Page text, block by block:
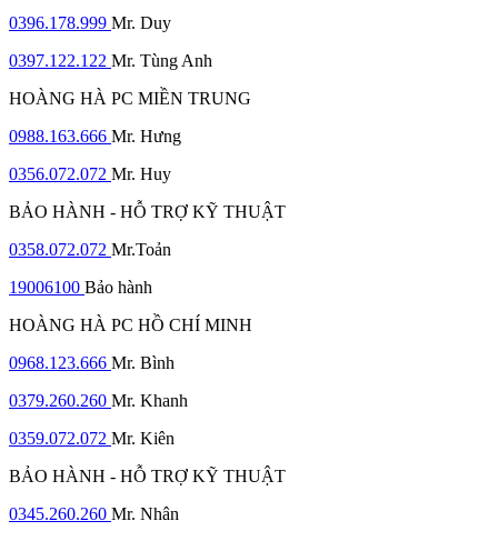
0396.178.999 Mr. Duy
0397.122.122 Mr. Tùng Anh
HOÀNG HÀ PC MIỀN TRUNG
0988.163.666 Mr. Hưng
0356.072.072 Mr. Huy
BẢO HÀNH - HỖ TRỢ KỸ THUẬT
0358.072.072 Mr.Toản
19006100 Bảo hành
HOÀNG HÀ PC HỒ CHÍ MINH
0968.123.666 Mr. Bình
0379.260.260 Mr. Khanh
0359.072.072 Mr. Kiên
BẢO HÀNH - HỖ TRỢ KỸ THUẬT
0345.260.260 Mr. Nhân